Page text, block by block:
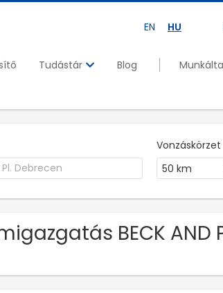
EN HU
Tudástár Blog
Vonzáskörzet
50 km
BECK AND